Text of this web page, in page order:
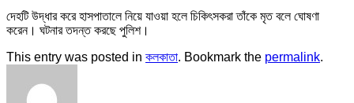
দেহটি উদ্ধার করে হাসপাতালে নিয়ে যাওয়া হলে চিকিৎসকরা তাঁকে মৃত বলে ঘোষণা
করেন। ঘটনার তদন্ত করছে পুলিশ।
This entry was posted in কলকাতা. Bookmark the permalink.